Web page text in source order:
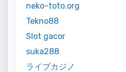
neko-toto.org
Tekno88
Slot gacor
suka288
ライブカジノ